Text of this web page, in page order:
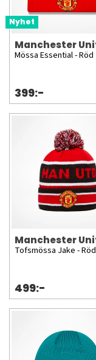
Nyhet
Manchester
Mössa Essential - Röd
399:-
Manchester
Tofsmössa Jake - Röd
499:-